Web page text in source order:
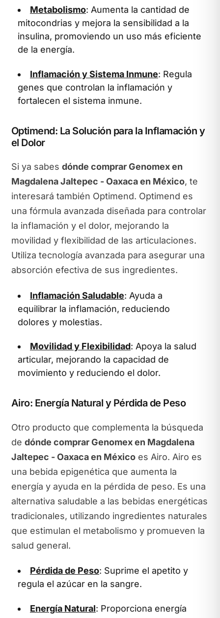
Metabolismo: Aumenta la cantidad de
mitocondrias y mejora la sensibilidad a la
insulina, promoviendo un uso más eficiente
de la energía.
Inflamación y Sistema Inmune: Regula
genes que controlan la inflamación y
fortalecen el sistema inmune.
Optimend: La Solución para la Inflamación y
el Dolor
Si ya sabes dónde comprar Genomex en
Magdalena Jaltepec - Oaxaca en México, te
interesará también Optimend. Optimend es
una fórmula avanzada diseñada para controlar
la inflamación y el dolor, mejorando la
movilidad y flexibilidad de las articulaciones.
Utiliza tecnología avanzada para asegurar una
absorción efectiva de sus ingredientes.
Inflamación Saludable: Ayuda a
equilibrar la inflamación, reduciendo
dolores y molestias.
Movilidad y Flexibilidad: Apoya la salud
articular, mejorando la capacidad de
movimiento y reduciendo el dolor.
Airo: Energía Natural y Pérdida de Peso
Otro producto que complementa la búsqueda
de dónde comprar Genomex en Magdalena
Jaltepec - Oaxaca en Méxicoes Airo. Airo es
una bebida epigenética que aumenta la
energía y ayuda en la pérdida de peso. Es una
alternativa saludable a las bebidas energéticas
tradicionales, utilizando ingredientes naturales
que estimulan el metabolismo y promueven la
salud general.
Pérdida de Peso: Suprime el apetito y
regula el azúcar en la sangre.
Energía Natural: Proporciona energía